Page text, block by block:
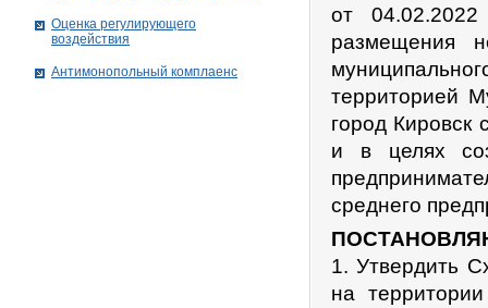
от
размещения
территорией
город Кировск
и в целях
среднего
1. Утвердить
на
Оценка регулирующего
воздействия
Антимонопольный комплаенс